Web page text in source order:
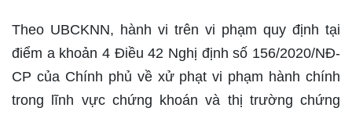
Theo UBCKNN, hành vi trên vi phạm quy định tại
điểm a khoản 4 Điều 42 Nghị định số 156/2020/NĐ-
CP của Chính phủ về xử phạt vi phạm hành chính
trong lĩnh vực chứng khoán và thị trường chứng